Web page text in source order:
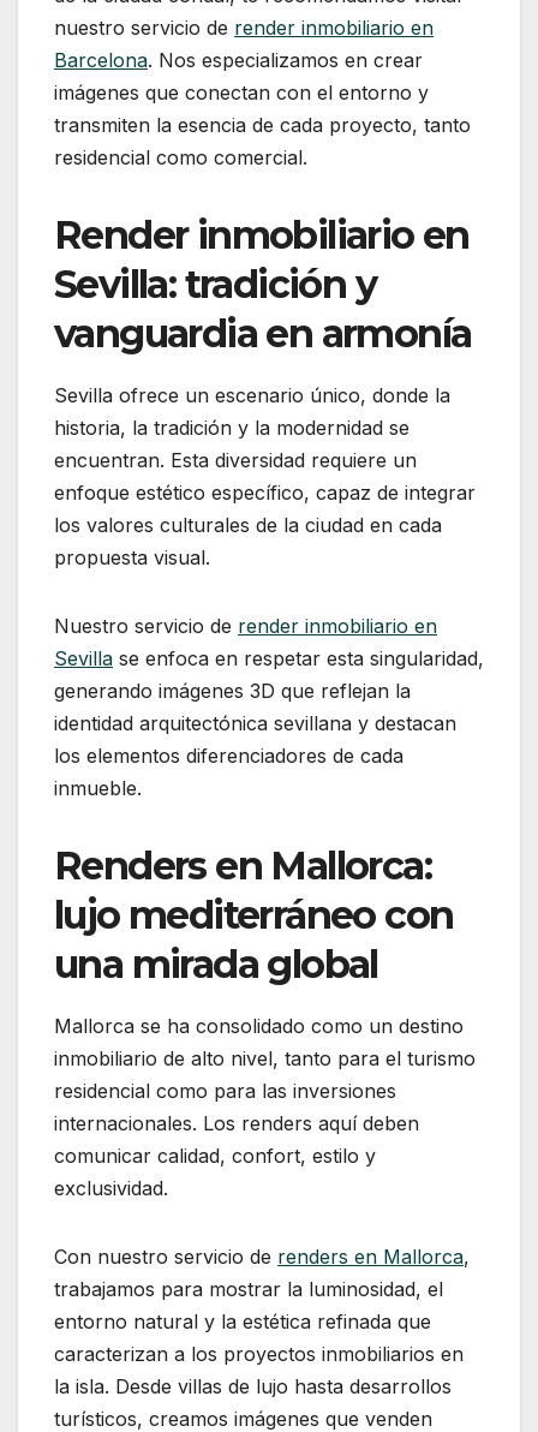
nuestro servicio de render inmobiliario en
Barcelona. Nos especializamos en crear
imágenes que conectan con el entorno y
transmiten la esencia de cada proyecto, tanto
residencial como comercial.
Render inmobiliario en
Sevilla: tradición y
vanguardia en armonía
Sevilla ofrece un escenario único, donde la
historia, la tradición y la modernidad se
encuentran. Esta diversidad requiere un
enfoque estético específico, capaz de integrar
los valores culturales de la ciudad en cada
propuesta visual.
Nuestro servicio de render inmobiliario en
Sevilla se enfoca en respetar esta singularidad,
generando imágenes 3D que reflejan la
identidad arquitectónica sevillana y destacan
los elementos diferenciadores de cada
inmueble.
Renders en Mallorca:
lujo mediterráneo con
una mirada global
Mallorca se ha consolidado como un destino
inmobiliario de alto nivel, tanto para el turismo
residencial como para las inversiones
internacionales. Los renders aquí deben
comunicar calidad, confort, estilo y
exclusividad.
Con nuestro servicio de renders en Mallorca,
trabajamos para mostrar la luminosidad, el
entorno natural y la estética refinada que
caracterizan a los proyectos inmobiliarios en
la isla. Desde villas de lujo hasta desarrollos
turísticos, creamos imágenes que venden